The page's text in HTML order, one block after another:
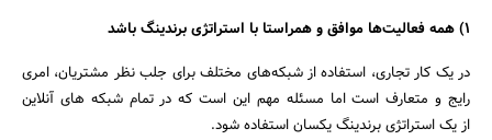
1) همه فعالیت‌ها موافق و هم­راستا با استراتژی برندینگ باشد
در یک کار تجاری، استفاده از شبکه­‌های مختلف برای جلب نظر مشتریان، امری
رایج و متعارف است اما مسئله مهم این است که در تمام شبکه­ های آنلاین
از یک استراتژی برندینگ یکسان استفاده شود.